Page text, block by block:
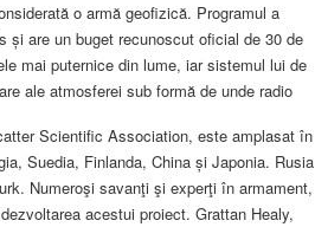
o armă geofizică. Programul a
are un buget recunoscut oficial de 30 de
mai puternice din lume, iar sistemul lui de
ale atmosferei sub formă de unde radio
Scientific Association, este amplasat în
Suedia, Finlanda, China și Japonia. Rusia
Numeroşi savanţi şi experţi în armament,
acestui proiect. Grattan Healy,